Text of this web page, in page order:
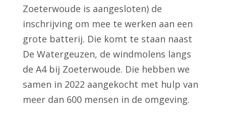
Zoeterwoude is aangesloten) de
inschrijving om mee te werken aan een
grote batterij. Die komt te staan naast
De Watergeuzen, de windmolens langs
de A4 bij Zoeterwoude. Die hebben we
samen in 2022 aangekocht met hulp van
meer dan 600 mensen in de omgeving.